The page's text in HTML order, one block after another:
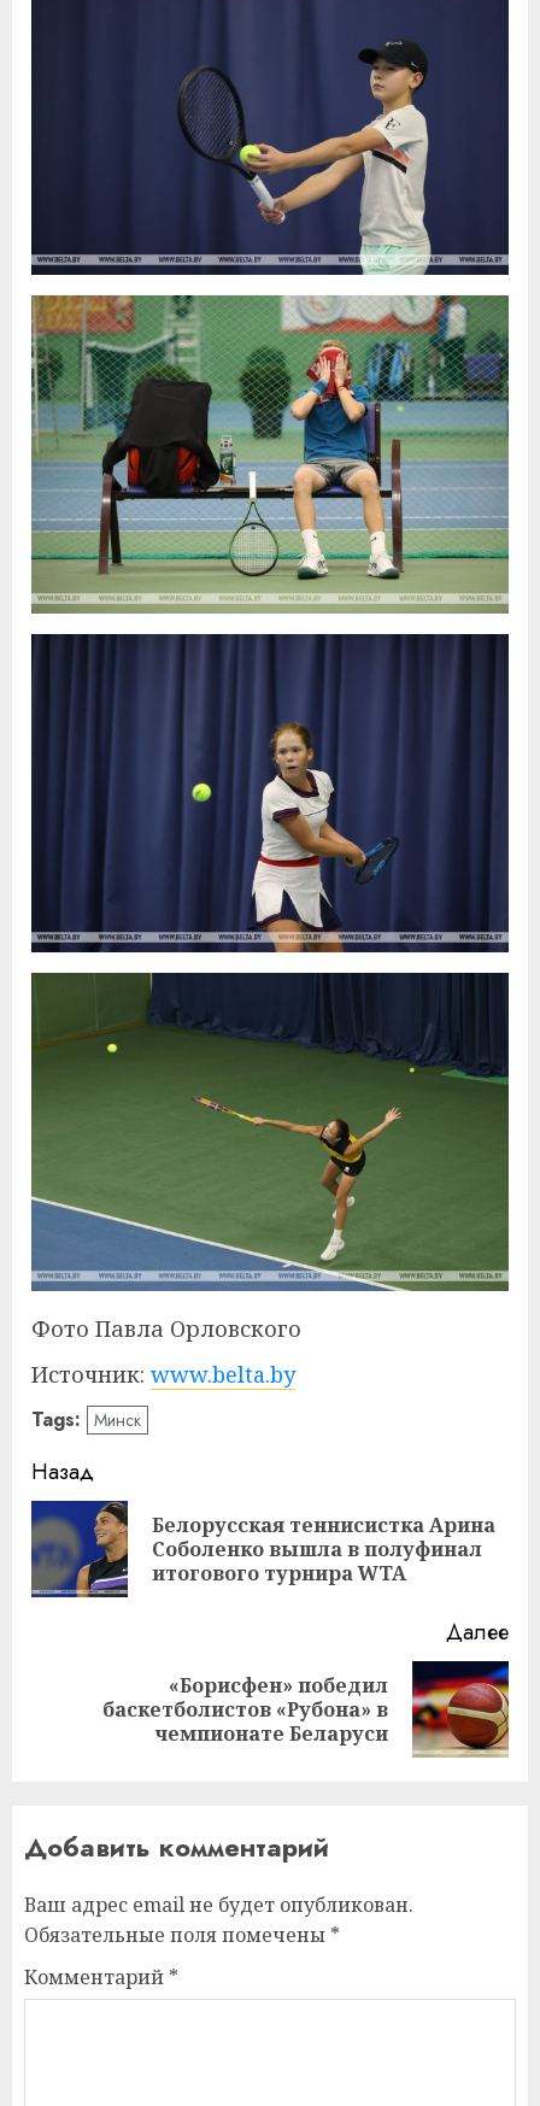
Фото Павла Орловского
Источник: www.belta.by
Tags: Минск
Навигация
записи
Назад
Белорусская теннисистка Арина
Соболенко вышла в полуфинал
итогового турнира WTA
Далее
Следующая
«Борисфен» победил
баскетболистов «Рубона» в
чемпионате Беларуси
Добавить комментарий
Ваш адрес email не будет опубликован.
Обязательные поля помечены *
Комментарий *